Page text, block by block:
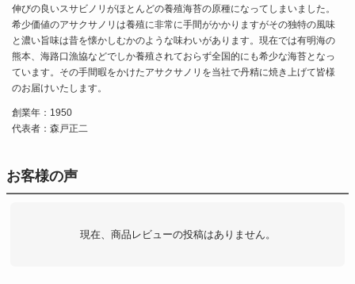
伸びの良いスサビノリがほとんどの養殖海苔の原種になってしまいました。
希少価値のアサクサノリは養殖に非常に手間がかかりますがその独特の風味
と濃い旨味は昔を懐かしむかのような味わいがあります。現在では有明海の
熊本、海路口漁協などでしか養殖されておらず全国的にも希少な海苔となっ
ています。その手間暇をかけたアサクサノリを当社で丹精に焼き上げて皆様
のお届けいたします。
創業年：1950
代表者：森戸正二
お客様の声
現在、商品レビューの投稿はありません。